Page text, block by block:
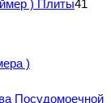
) Плиты41
)
Посудомоечной